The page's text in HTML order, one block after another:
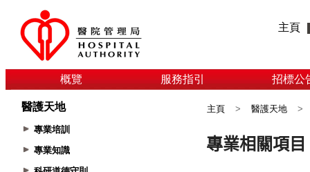
主頁
概覽 服務指引 招標公
醫護天地
專業培訓
專業知識
主頁 > 醫護天地 >